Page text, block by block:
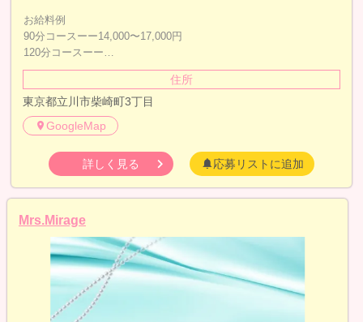
お給料例
90分コースーー14,000〜17,000円
120分コースーー…
住所
東京都立川市柴崎町3丁目
GoogleMap
詳しく見る 応募リストに追加
Mrs.Mirage